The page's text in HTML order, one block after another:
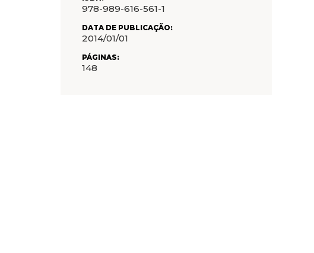
978-989-616-561-1
DATA DE PUBLICAÇÃO:
2014/01/01
PÁGINAS:
148